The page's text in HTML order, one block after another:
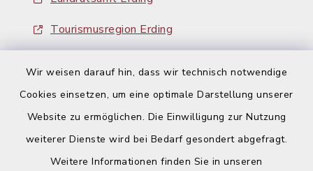
Wir weisen darauf hin, dass wir technisch notwendige
Cookies einsetzen, um eine optimale Darstellung unserer
Website zu ermöglichen. Die Einwilligung zur Nutzung
weiterer Dienste wird bei Bedarf gesondert abgefragt.
Weitere Informationen finden Sie in unseren
Tourismusregion Erding
Kontakt